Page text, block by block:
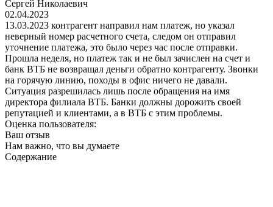
Сергей Николаевич
02.04.2023
13.03.2023 контрагент направил нам платеж, но указал
неверный номер расчетного счета, следом он отправил
уточнение платежа, это было через час после отправки.
Прошла неделя, но платеж так и не был зачислен на счет и
банк ВТБ не возвращал деньги обратно контрагенту. Звонки
на горячую линию, походы в офис ничего не давали.
Ситуация разрешилась лишь после обращения на имя
директора филиала ВТБ. Банки должны дорожить своей
репутацией и клиентами, а в ВТБ с этим проблемы.
Оценка пользователя:
Ваш отзыв
Нам важно, что вы думаете
Содержание